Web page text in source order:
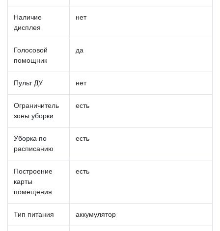
Наличие
дисплея
нет
Голосовой
помощник
да
Пульт ДУ нет
Ограничитель
зоны уборки
есть
Уборка по
расписанию
есть
Построение
карты
помещения
есть
Тип питания аккумулятор